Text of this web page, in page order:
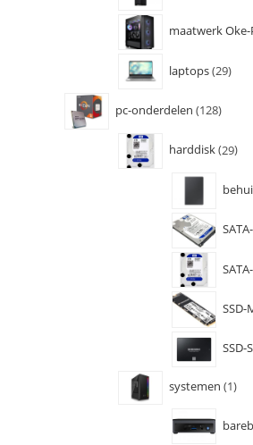
maatwerk Oke-
laptops 29
pc-onderdelen 128
harddisk 29
SSD-
SSD-
systemen 1